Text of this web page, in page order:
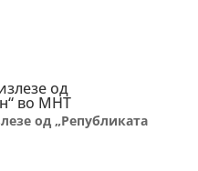
од
во МНТ
од „Републиката